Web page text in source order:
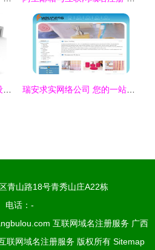
东港华启网络 一站式网站设计与互联网域名注册服务专家 瑞安求实网络公司 您的一站式互联网服务伙伴
青山路18号青秀山庄A22栋
电话：-
互联网域名注册服务 广西
联网域名注册服务 版权所有 Sitemap